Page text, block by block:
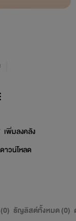
เพิ่มลงคลัง
ดาวน์โหลด
0) ธัญลิสต์ทั้งหมด (0)